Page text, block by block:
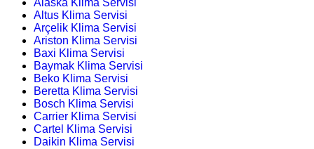
Alaska Klima Servisi
Altus Klima Servisi
Arçelik Klima Servisi
Ariston Klima Servisi
Baxi Klima Servisi
Baymak Klima Servisi
Beko Klima Servisi
Beretta Klima Servisi
Bosch Klima Servisi
Carrier Klima Servisi
Cartel Klima Servisi
Daikin Klima Servisi